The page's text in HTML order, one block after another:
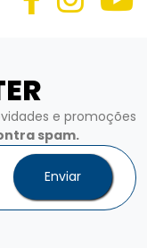
e promoções
spam.
Enviar